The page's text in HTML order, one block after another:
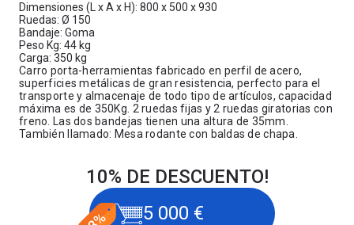
Dimensiones (L x A x H): 800 x 500 x 930
Ruedas: Ø 150
Bandaje: Goma
Peso Kg: 44 kg
Carga: 350 kg
Carro porta-herramientas fabricado en perfil de acero,
superficies metálicas de gran resistencia, perfecto para el
transporte y almacenaje de todo tipo de artículos, capacidad
máxima es de 350Kg. 2 ruedas fijas y 2 ruedas giratorias con
freno. Las dos bandejas tienen una altura de 35mm.
También llamado: Mesa rodante con baldas de chapa.
10% DE DESCUENTO!
5 000 €